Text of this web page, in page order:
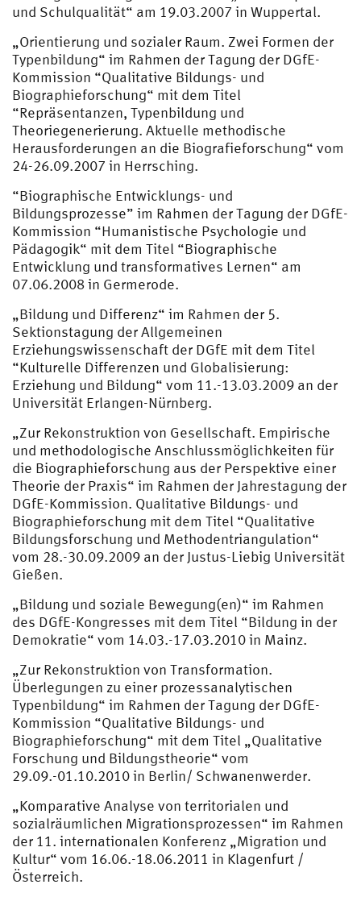
und Schulqualität“ am 19.03.2007 in Wuppertal.
„Orientierung und sozialer Raum. Zwei Formen der
Typenbildung“ im Rahmen der Tagung der DGfE-
Kommission “Qualitative Bildungs- und
Biographieforschung“ mit dem Titel
“Repräsentanzen, Typenbildung und
Theoriegenerierung. Aktuelle methodische
Herausforderungen an die Biografieforschung“ vom
24-26.09.2007 in Herrsching.
“Biographische Entwicklungs- und
Bildungsprozesse” im Rahmen der Tagung der DGfE-
Kommission “Humanistische Psychologie und
Pädagogik“ mit dem Titel “Biographische
Entwicklung und transformatives Lernen“ am
07.06.2008 in Germerode.
„Bildung und Differenz“ im Rahmen der 5.
Sektionstagung der Allgemeinen
Erziehungswissenschaft der DGfE mit dem Titel
“Kulturelle Differenzen und Globalisierung:
Erziehung und Bildung“ vom 11.-13.03.2009 an der
Universität Erlangen-Nürnberg.
„Zur Rekonstruktion von Gesellschaft. Empirische
und methodologische Anschlussmöglichkeiten für
die Biographieforschung aus der Perspektive einer
Theorie der Praxis“ im Rahmen der Jahrestagung der
DGfE-Kommission. Qualitative Bildungs- und
Biographieforschung mit dem Titel “Qualitative
Bildungsforschung und Methodentriangulation“
vom 28.-30.09.2009 an der Justus-Liebig Universität
Gießen.
„Bildung und soziale Bewegung(en)“ im Rahmen
des DGfE-Kongresses mit dem Titel “Bildung in der
Demokratie“ vom 14.03.-17.03.2010 in Mainz.
„Zur Rekonstruktion von Transformation.
Überlegungen zu einer prozessanalytischen
Typenbildung“ im Rahmen der Tagung der DGfE-
Kommission “Qualitative Bildungs- und
Biographieforschung“ mit dem Titel „Qualitative
Forschung und Bildungstheorie“ vom
29.09.-01.10.2010 in Berlin/ Schwanenwerder.
„Komparative Analyse von territorialen und
sozialräumlichen Migrationsprozessen“ im Rahmen
der 11. internationalen Konferenz „Migration und
Kultur“ vom 16.06.-18.06.2011 in Klagenfurt /
Österreich.